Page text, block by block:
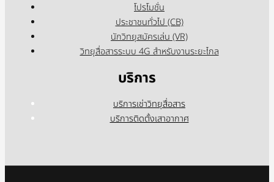
โปรโมชั่น
ประชาชนทั่วไป (CB)
นักวิทยุสมัครเล่น (VR)
วิทยุสื่อสารระบบ 4G สำหรับงานระยะไกล
บริการ
บริการเช่าวิทยุสื่อสาร
บริการติดตั้งเสาอากาศ